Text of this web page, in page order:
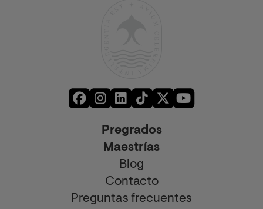
Pregrados
Maestrías
Blog
Contacto
Preguntas frecuentes